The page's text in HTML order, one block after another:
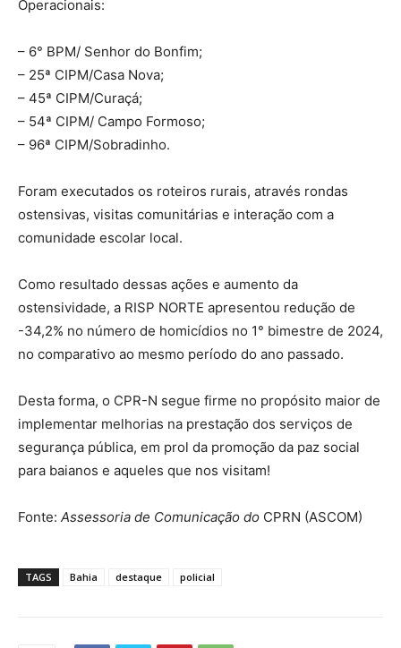
Operacionais:
– 6° BPM/ Senhor do Bonfim;
– 25ª CIPM/Casa Nova;
– ⁠45ª CIPM/Curaçá;
– ⁠54ª CIPM/ Campo Formoso;
– ⁠96ª CIPM/Sobradinho.
Foram executados os roteiros rurais, através rondas
ostensivas, visitas comunitárias e interação com a
comunidade escolar local.
Como resultado dessas ações e aumento da
ostensividade, a RISP NORTE apresentou redução de
-34,2% no número de homicídios no 1° bimestre de 2024,
no comparativo ao mesmo período do ano passado.
Desta forma, o CPR-N segue firme no propósito maior de
implementar melhorias na prestação dos serviços de
segurança pública, em prol da promoção da paz social
para baianos e aqueles que nos visitam!
Fonte: Assessoria de Comunicação do CPRN (ASCOM)
TAGS Bahia destaque policial